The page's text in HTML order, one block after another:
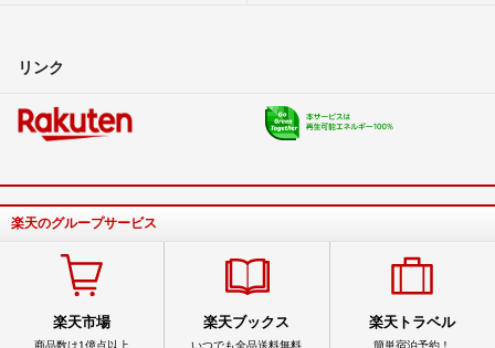
リンク
楽天のグループサービス
楽天市場 楽天ブックス 楽天トラベル